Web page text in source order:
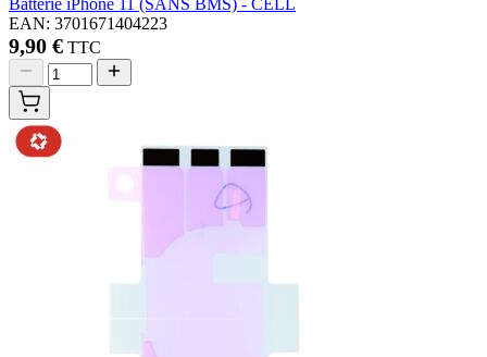
Batterie iPhone 11 (SANS BMS) - CELL
EAN: 3701671404223
9,90 € TTC